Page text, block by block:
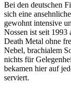
Bei den deutschen
sich eine
gewohnt intensive
Nossen ist seit
Death Metal ohne
Nebel, brachialem
nichts für
bekamen hier auf
serviert.